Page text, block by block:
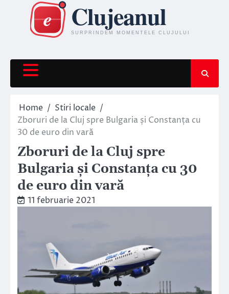
content
Home
Stiri locale
Zboruri de la Cluj spre Bulgaria și Constanța cu
30 de euro din vară
Zboruri de la Cluj spre
Bulgaria și Constanța cu 30
de euro din vară
11 februarie 2021